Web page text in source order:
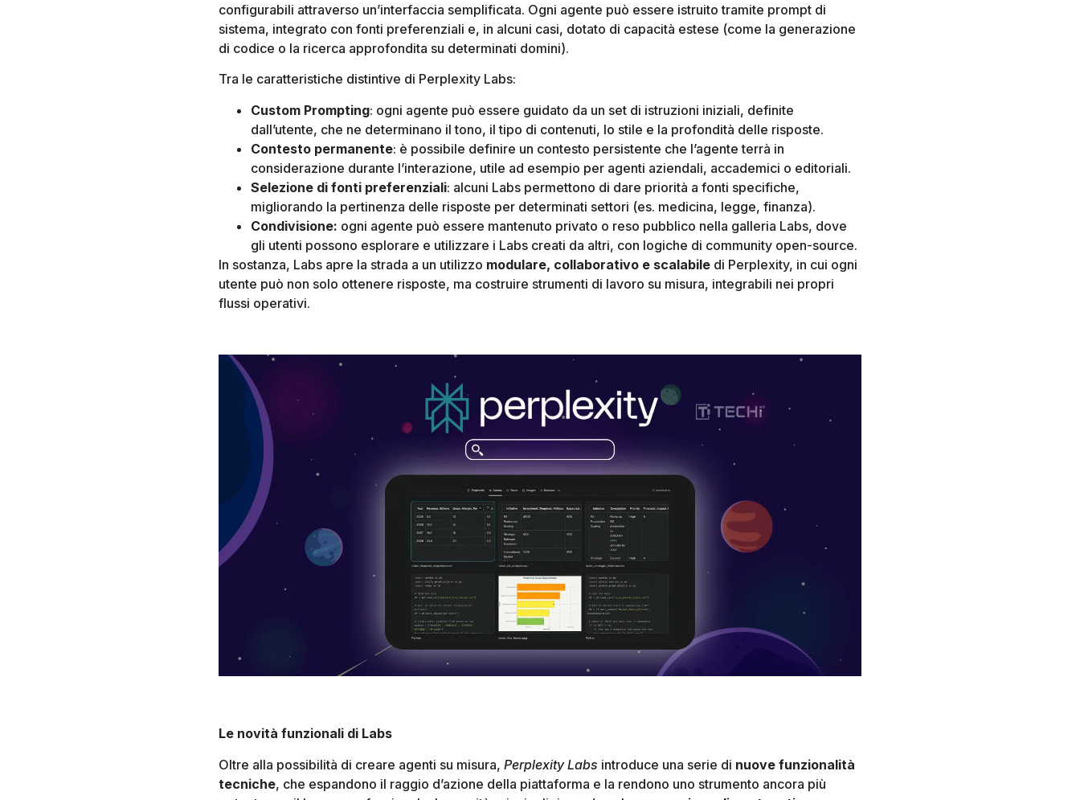
configurabili attraverso un’interfaccia semplificata. Ogni agente può essere istruito tramite prompt di
sistema, integrato con fonti preferenziali e, in alcuni casi, dotato di capacità estese (come la generazione
di codice o la ricerca approfondita su determinati domini).
Tra le caratteristiche distintive di Perplexity Labs:
Custom Prompting: ogni agente può essere guidato da un set di istruzioni iniziali, definite
dall’utente, che ne determinano il tono, il tipo di contenuti, lo stile e la profondità delle risposte.
Contesto permanente: è possibile definire un contesto persistente che l’agente terrà in
considerazione durante l’interazione, utile ad esempio per agenti aziendali, accademici o editoriali.
Selezione di fonti preferenziali: alcuni Labs permettono di dare priorità a fonti specifiche,
migliorando la pertinenza delle risposte per determinati settori (es. medicina, legge, finanza).
Condivisione: ogni agente può essere mantenuto privato o reso pubblico nella galleria Labs, dove
gli utenti possono esplorare e utilizzare i Labs creati da altri, con logiche di community open-source.
In sostanza, Labs apre la strada a un utilizzo modulare, collaborativo e scalabile di Perplexity, in cui ogni
utente può non solo ottenere risposte, ma costruire strumenti di lavoro su misura, integrabili nei propri
flussi operativi.
Le novità funzionali di Labs
Oltre alla possibilità di creare agenti su misura, Perplexity Labs introduce una serie di nuove funzionalità
tecniche, che espandono il raggio d’azione della piattaforma e la rendono uno strumento ancora più